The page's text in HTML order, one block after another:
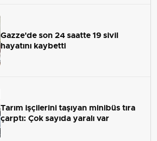
Gazze'de son 24 saatte 19 sivil
hayatını kaybetti
Tarım işçilerini taşıyan minibüs tıra
çarptı: Çok sayıda yaralı var